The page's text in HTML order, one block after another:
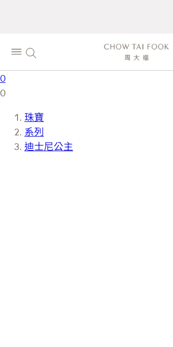
0
0
珠寶
系列
迪士尼公主